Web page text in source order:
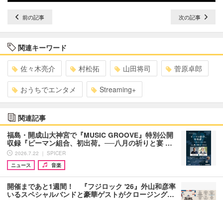
前の記事 次の記事
関連キーワード
佐々木亮介 村松拓 山田将司 菅原卓郎
おうちでエンタメ Streaming+
関連記事
福島・開成山大神宮で『MUSIC GROOVE』特別公開
収録『ピーマン組合、初出荷。──八月の祈りと宴 …
2026.7.22 ｜ SPICER
ニュース
音楽
開催まであと1週間！ 『フジロック '26』外山和彦率
いるスペシャルバンドと豪華ゲストがクロージング…